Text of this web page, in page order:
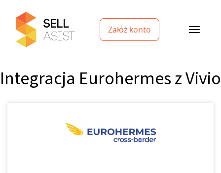
Załóż konto
Integracja Eurohermes z Vivio